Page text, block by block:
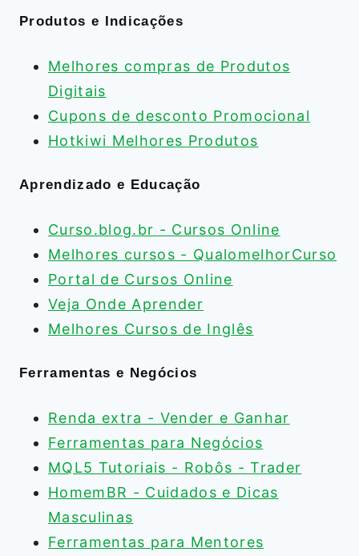
Produtos e Indicações
Melhores compras de Produtos
Digitais
Cupons de desconto Promocional
Hotkiwi Melhores Produtos
Aprendizado e Educação
Curso.blog.br - Cursos Online
Melhores cursos - QualomelhorCurso
Portal de Cursos Online
Veja Onde Aprender
Melhores Cursos de Inglês
Ferramentas e Negócios
Renda extra - Vender e Ganhar
Ferramentas para Negócios
MQL5 Tutoriais - Robôs - Trader
HomemBR - Cuidados e Dicas
Masculinas
Ferramentas para Mentores